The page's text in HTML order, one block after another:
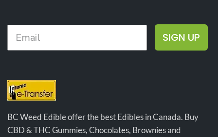
SIGN UP
BC Weed Edible offer the best Edibles in Canada. Buy
CBD & THC Gummies, Chocolates, Brownies and